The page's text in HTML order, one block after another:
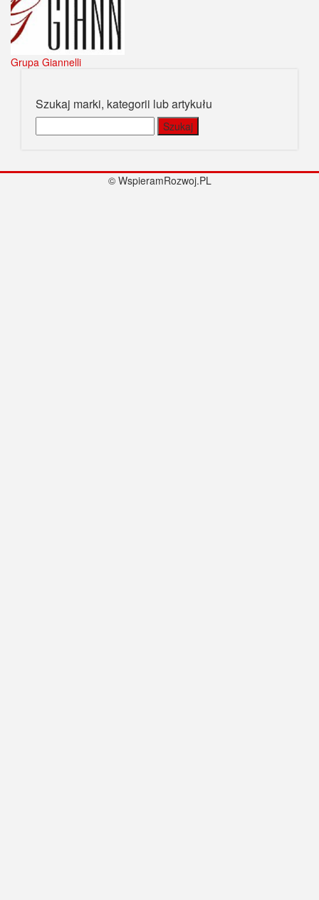
Grupa Giannelli
Szukaj marki, kategorii lub artykułu
© WspieramRozwoj.PL